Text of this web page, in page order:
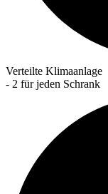
Verteilte Klimaanlage
- 2 für jeden Schrank